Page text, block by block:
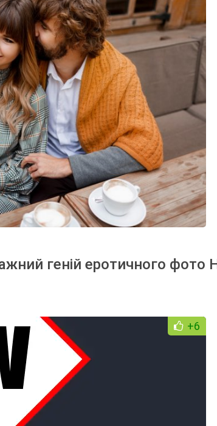
геній еротичного фото
+6